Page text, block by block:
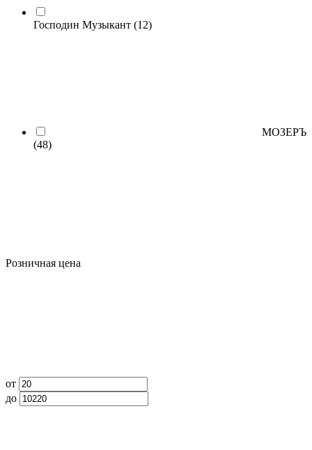
Господин Музыкант (12)
МОЗЕРЪ
(48)
Розничная цена
от
до